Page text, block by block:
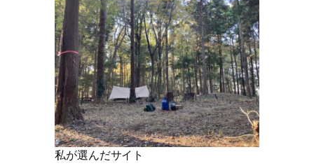
私が選んだサイト